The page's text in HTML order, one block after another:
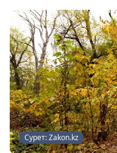
Сурет: Zakon.kz